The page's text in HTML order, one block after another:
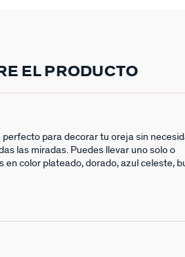
EL PRODUCTO
para decorar tu oreja sin
las miradas. Puedes llevar uno solo o
en color plateado, dorado, azul celeste,